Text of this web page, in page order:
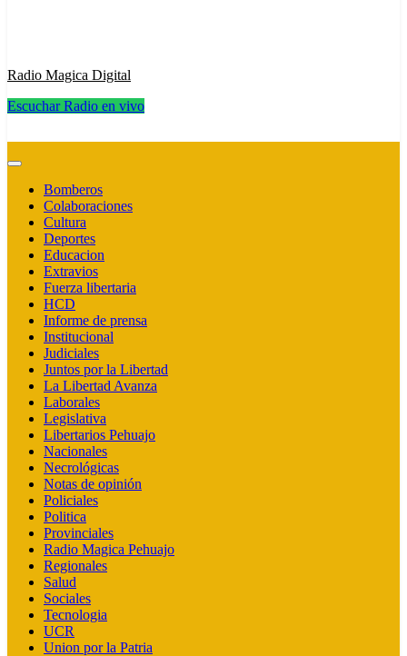
Radio Magica Digital
Escuchar Radio en vivo
Bomberos
Colaboraciones
Cultura
Deportes
Educacion
Extravios
Fuerza libertaria
HCD
Informe de prensa
Institucional
Judiciales
Juntos por la Libertad
La Libertad Avanza
Laborales
Legislativa
Libertarios Pehuajo
Nacionales
Necrológicas
Notas de opinión
Policiales
Politica
Provinciales
Radio Magica Pehuajo
Regionales
Salud
Sociales
Tecnologia
UCR
Union por la Patria